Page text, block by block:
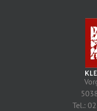
Tel.: